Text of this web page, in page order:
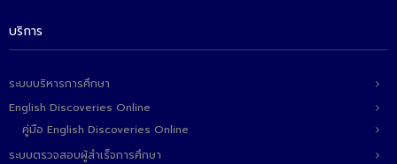
ข่าว
- ข่าวประชาสัมพันธ์
- กิจกรรม
- ข่าวประชาสัมพันธ์ภายนอก
บริการ
ระบบบริหารการศึกษา
English Discoveries Online
คู่มือ English Discoveries Online
ระบบตรวจสอบผู้สำเร็จการศึกษา